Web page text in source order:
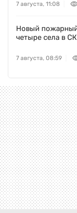
7 августа, 11:08
Новый
четыре села в
7 августа, 08:59